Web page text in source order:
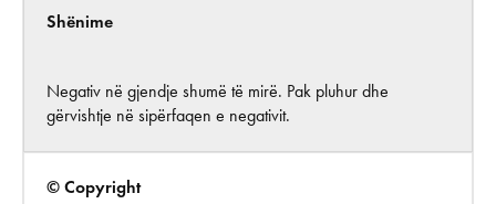
Shënime
Negativ në gjendje shumë të mirë. Pak pluhur dhe
gërvishtje në sipërfaqen e negativit.
© Copyright